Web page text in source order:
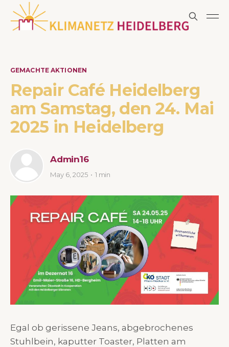
GEMACHTE AKTIONEN
Repair Café Heidelberg
am Samstag, den 24. Mai
2025 in Heidelberg
Admin16
May 6, 2025 1 min
Egal ob gerissene Jeans, abgebrochenes
Stuhlbein, kaputter Toaster, Platten am